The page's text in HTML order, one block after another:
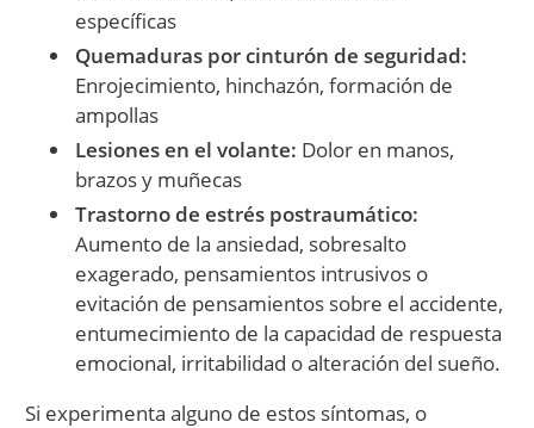
específicas
Quemaduras por cinturón de seguridad:
Enrojecimiento, hinchazón, formación de
ampollas
Lesiones en el volante: Dolor en manos,
brazos y muñecas
Trastorno de estrés postraumático:
Aumento de la ansiedad, sobresalto
exagerado, pensamientos intrusivos o
evitación de pensamientos sobre el accidente,
entumecimiento de la capacidad de respuesta
emocional, irritabilidad o alteración del sueño.
Si experimenta alguno de estos síntomas, o